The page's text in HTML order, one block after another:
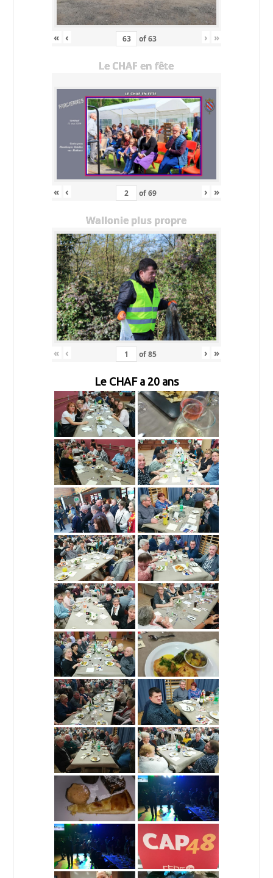
« ‹ of63 › »
Le CHAF en fête
« ‹ of69 › »
Wallonie plus propre
« ‹ of85 › »
Le CHAF a 20 ans